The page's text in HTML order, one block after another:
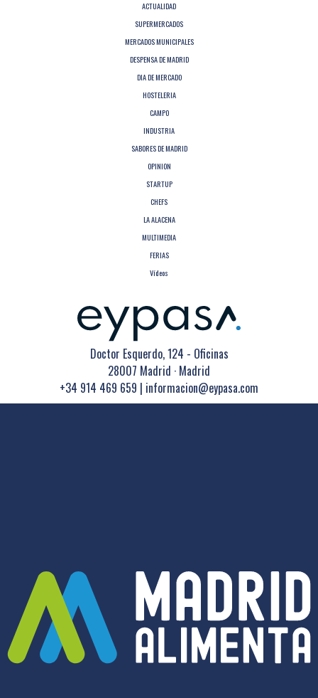
ACTUALIDAD
SUPERMERCADOS
MERCADOS MUNICIPALES
DESPENSA DE MADRID
DIA DE MERCADO
HOSTELERIA
CAMPO
INDUSTRIA
SABORES DE MADRID
OPINION
STARTUP
CHEFS
LA ALACENA
MULTIMEDIA
FERIAS
Vídeos
Doctor Esquerdo, 124 - Oficinas
28007 Madrid · Madrid
+34 914 469 659 | informacion@eypasa.com